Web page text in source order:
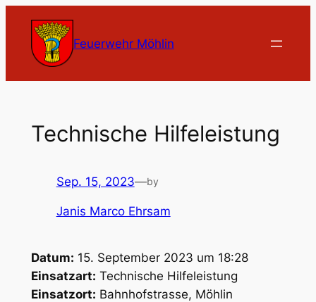
Inhalt
springen
Feuerwehr Möhlin
Technische Hilfeleistung
Sep. 15, 2023—by
Janis Marco Ehrsam
Datum: 15. September 2023 um 18:28
Einsatzart: Technische Hilfeleistung
Einsatzort: Bahnhofstrasse, Möhlin